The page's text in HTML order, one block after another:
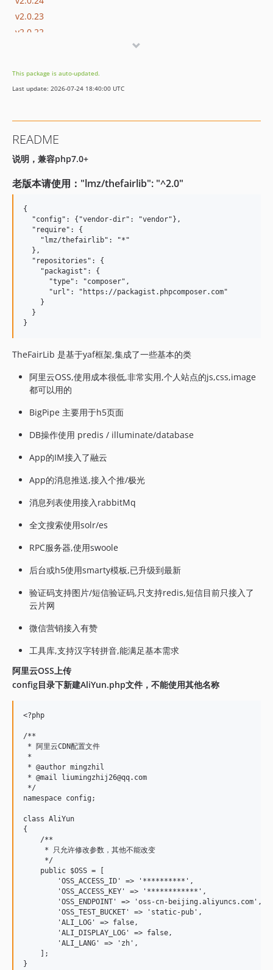
v2.0.23
v2.0.22
v2.0.19
v2.0.18
v2.0.15
v2.0.14
v2.0.12
v2.0.11
v2.0.10
v2.0.8
v2.0.4
v2.0.2
v2.0.0
v1.1.1
v1.0.63
v1.0.59
v1.0.58
v1.0.56
v1.0.55
v1.0.53
v1.0.52
v1.0.50
v1.0.48
v1.0.47
v1.0.46
v1.0.45
v1.0.43
v1.0.41
v1.0.4
v1.0.3
v1.0.2
v1.0.0
dev-php72
This package is auto-updated.
Last update: 2026-07-24 18:40:00 UTC
README
说明，兼容php7.0+
老版本请使用："lmz/thefairlib": "^2.0"
{
  "config": {"vendor-dir": "vendor"},
  "require": {
    "lmz/thefairlib": "*"
  },
  "repositories": {
    "packagist": {
      "type": "composer",
      "url": "https://packagist.phpcomposer.com"
    }
  }
TheFairLib 是基于yaf框架,集成了一些基本的类
阿里云OSS,使用成本很低,非常实用,个人站点的js,css,image
都可以用的
BigPipe 主要用于h5页面
DB操作使用 predis / illuminate/database
App的IM接入了融云
App的消息推送,接入个推/极光
消息列表使用接入rabbitMq
全文搜索使用solr/es
RPC服务器,使用swoole
后台或h5使用smarty模板,已升级到最新
验证码支持图片/短信验证码,只支持redis,短信目前只接入了
云片网
微信营销接入有赞
工具库,支持汉字转拼音,能满足基本需求
阿里云OSS上传
config目录下新建AliYun.php文件，不能使用其他名称
<?php
/**
* 阿里云CDN配置文件
*
* @author mingzhil
* @mail liumingzhij26@qq.com
*/
namespace config;
class AliYun
{
    /**
     * 只允许修改参数，其他不能改变
     */
    public $OSS = [
        'OSS_ACCESS_ID' => '**********',
        'OSS_ACCESS_KEY' => '************',
        'OSS_ENDPOINT' => 'oss-cn-beijing.aliyuncs.com',
        'OSS_TEST_BUCKET' => 'static-pub',
        'ALI_LOG' => false,
        'ALI_DISPLAY_LOG' => false,
        'ALI_LANG' => 'zh',
    ];
}